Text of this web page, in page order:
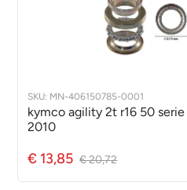
SKU: MN-406150785-0001
kymco agility 2t r16 50
2010
€ 13,85 € 20,72